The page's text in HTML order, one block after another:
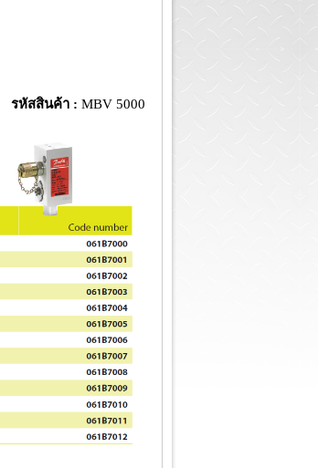
รหัสสินค้า : MBV 5000